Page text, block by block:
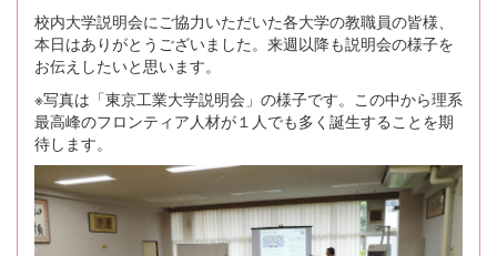
校内大学説明会にご協力いただいた各大学の教職員の皆様、
本日はありがとうございました。来週以降も説明会の様子を
お伝えしたいと思います。
※写真は「東京工業大学説明会」の様子です。この中から理系
最高峰のフロンティア人材が１人でも多く誕生することを期
待します。